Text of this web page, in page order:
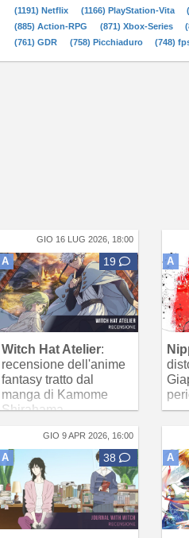
(1191) Netflix
(1166) PlayStation-Vita
(885) Action-RPG
(871) Xbox-Series
(761) GDR
(758) Picchiaduro (748)
GIO 16 LUG 2026, 18:00
A 19
Witch Hat Atelier:
recensione dell'anime
fantasy tratto dal
manga di Kamome
Shirahama
A
GIO 9 APR 2026, 16:00
A 38 A